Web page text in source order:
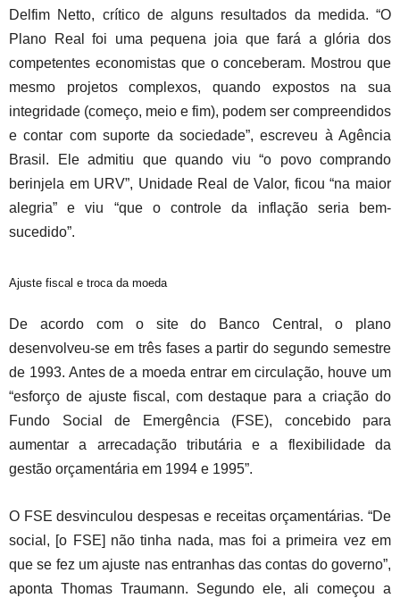
Delfim Netto, crítico de alguns resultados da medida. “O
Plano Real foi uma pequena joia que fará a glória dos
competentes economistas que o conceberam. Mostrou que
mesmo projetos complexos, quando expostos na sua
integridade (começo, meio e fim), podem ser compreendidos
e contar com suporte da sociedade”, escreveu à Agência
Brasil. Ele admitiu que quando viu “o povo comprando
berinjela em URV”, Unidade Real de Valor, ficou “na maior
alegria” e viu “que o controle da inflação seria bem-
sucedido”.
Ajuste fiscal e troca da moeda
De acordo com o site do Banco Central, o plano
desenvolveu-se em três fases a partir do segundo semestre
de 1993. Antes de a moeda entrar em circulação, houve um
“esforço de ajuste fiscal, com destaque para a criação do
Fundo Social de Emergência (FSE), concebido para
aumentar a arrecadação tributária e a flexibilidade da
gestão orçamentária em 1994 e 1995”.
O FSE desvinculou despesas e receitas orçamentárias. “De
social, [o FSE] não tinha nada, mas foi a primeira vez em
que se fez um ajuste nas entranhas das contas do governo”,
aponta Thomas Traumann. Segundo ele, ali começou a